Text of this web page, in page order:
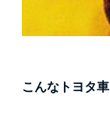
こんなトヨタ